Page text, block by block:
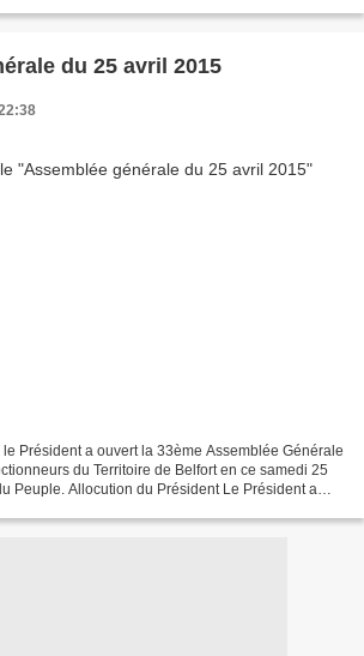
du 25 avril 2015
Président a ouvert la 33ème Assemblée Générale
du Territoire de Belfort en ce samedi 25
Peuple. Allocution du Président Le Président a